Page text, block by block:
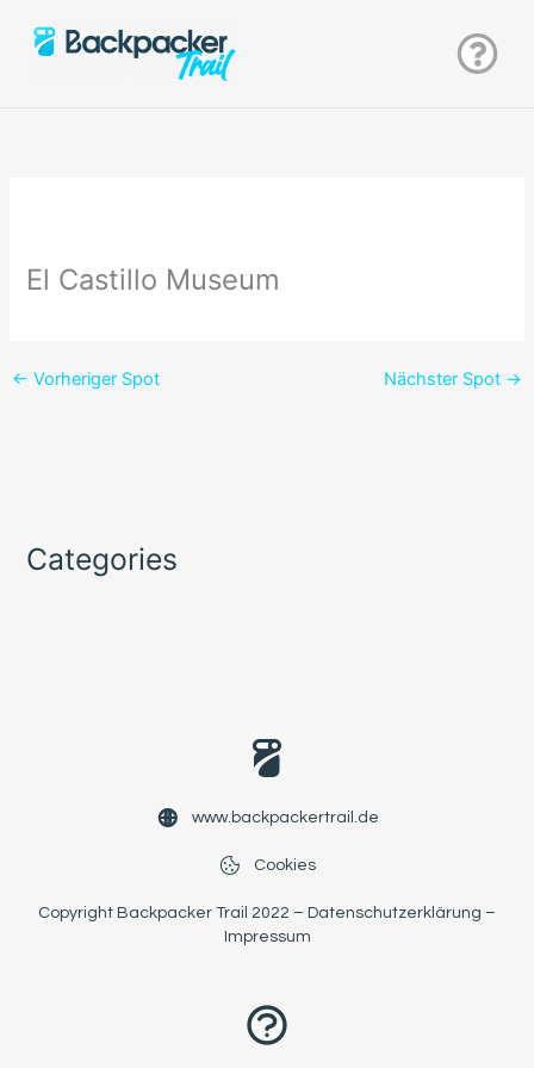
Inhalt
springen
El Castillo Museum
← Vorheriger Spot Nächster Spot →
Categories
www.backpackertrail.de
Cookies
Copyright Backpacker Trail 2022 – Datenschutzerklärung –
Impressum